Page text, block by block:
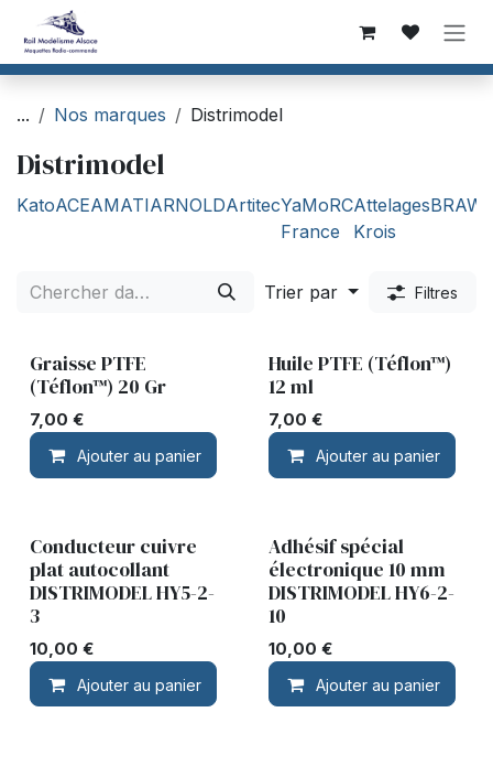
Se rendre au contenu
... Nos marques Distrimodel
Distrimodel
KatoACEAMATIARNOLDArtitecYaMoRC
France
Attelages
Krois
Trier par Filtres
Graisse PTFE
(Téflon™) 20 Gr
7,00 €
Ajouter au panier
Huile PTFE (Téflon™)
12 ml
7,00 €
Ajouter au panier
Conducteur cuivre
plat autocollant
DISTRIMODEL HY5-2-
3
10,00 €
Ajouter au panier
Adhésif spécial
électronique 10 mm
DISTRIMODEL HY6-2-
10
10,00 €
Ajouter au panier